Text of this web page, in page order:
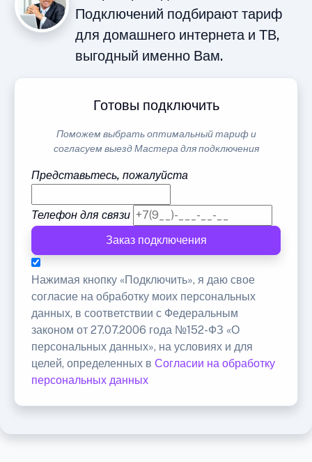
Подключений подбирают тариф
для домашнего интернета и ТВ,
выгодный именно Вам.
Готовы подключить
Поможем выбрать оптимальный тариф и
согласуем выезд Мастера для подключения
Представьтесь, пожалуйста
Телефон для связи
Заказ подключения
Нажимая кнопку «Подключить», я даю свое
согласие на обработку моих персональных
данных, в соответствии с Федеральным
законом от 27.07.2006 года №152-ФЗ «О
персональных данных», на условиях и для
целей, определенных в Согласии на обработку
персональных данных